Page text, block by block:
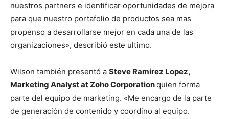
nuestros partners e identificar oportunidades de mejora
para que nuestro portafolio de productos sea mas
propenso a desarrollarse mejor en cada una de las
organizaciones», describió este ultimo.
Wilson también presentó a Steve Ramirez Lopez,
Marketing Analyst at Zoho Corporationquien forma
parte del equipo de marketing. «Me encargo de la parte
de generación de contenido y coordino al equipo.